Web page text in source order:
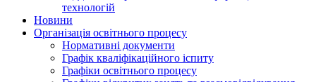
технологій
Новини
Організація освітнього процесу
Нормативні документи
Графік кваліфікаційного іспиту
Графіки освітнього процесу